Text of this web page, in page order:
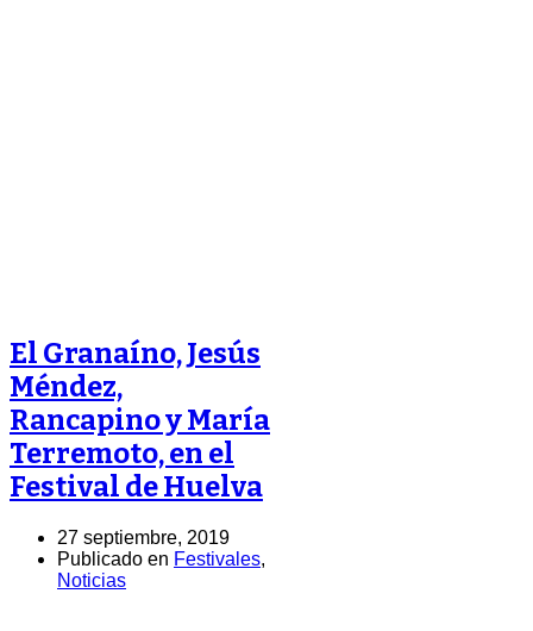
El Granaíno, Jesús
Méndez,
Rancapino y María
Terremoto, en el
Festival de Huelva
27 septiembre, 2019
Publicado en Festivales,
Noticias